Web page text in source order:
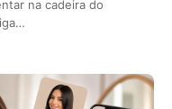
na cadeira do